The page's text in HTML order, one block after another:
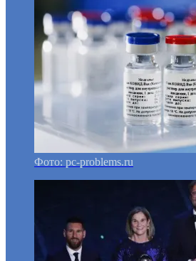
Фото: pc-problems.ru